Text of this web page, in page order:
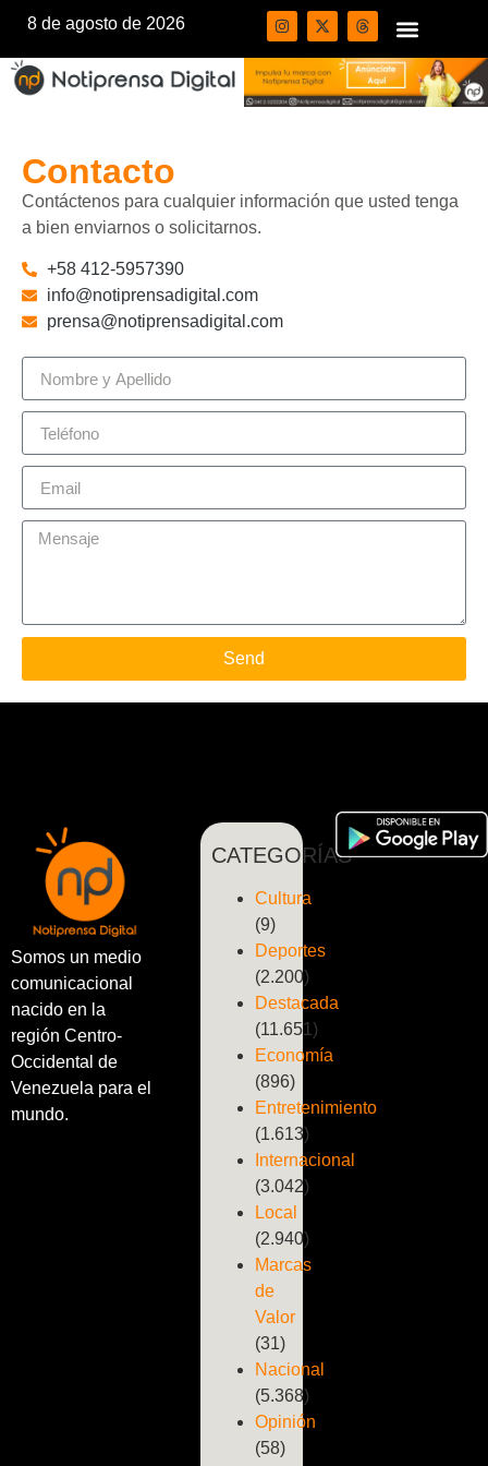
8 de agosto de 2026
Contacto
Contáctenos para cualquier información que usted tenga
a bien enviarnos o solicitarnos.
+58 412-5957390
info@notiprensadigital.com
prensa@notiprensadigital.com
Send
Somos un medio
comunicacional
nacido en la
región Centro-
Occidental de
Venezuela para el
mundo.
CATEGORÍAS
Cultura
(9)
Deportes
(2.200)
Destacada
(11.651)
Economía
(896)
Entretenimiento
(1.613)
Internacional
(3.042)
Local
(2.940)
Marcas
de
Valor
(31)
Nacional
(5.368)
Opinión
(58)